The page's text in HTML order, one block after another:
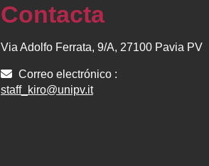
Contacta
Via Adolfo Ferrata, 9/A, 27100 Pavia PV
Correo electrónico :
staff_kiro@unipv.it